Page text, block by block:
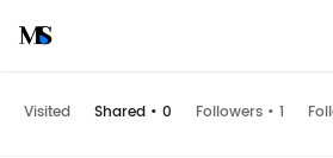
Visited Shared • 0 Followers • 1